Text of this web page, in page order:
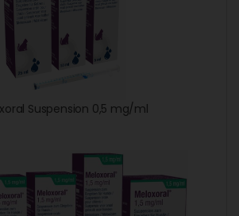
Suspension 0,5 mg/ml